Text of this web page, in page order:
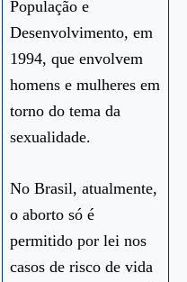
População e
Desenvolvimento, em
1994, que envolvem
homens e mulheres em
torno do tema da
sexualidade.
No Brasil, atualmente,
o aborto só é
permitido por lei nos
casos de risco de vida